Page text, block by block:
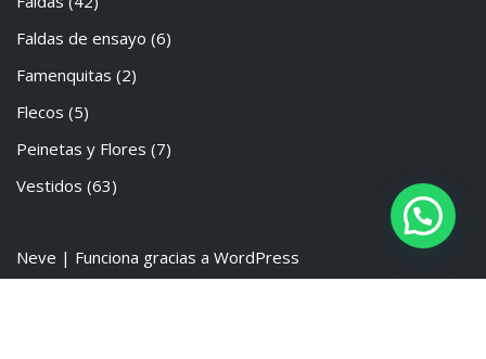
Faldas de ensayo (6)
Famenquitas (2)
Flecos (5)
Peinetas y Flores (7)
Vestidos (63)
Neve | Funciona gracias a WordPress